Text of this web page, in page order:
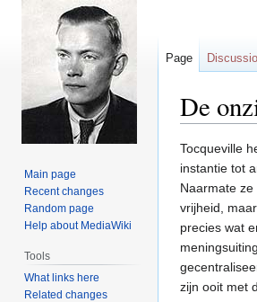
De
Jump
to
navigation
Jump
to
search
Tocqueville
instantie tot
Naarmate
vrijheid,
precies wat
zijn ooit met
Page
Main page
Recent changes
Random page
Help about MediaWiki
Tools
What links here
Related changes